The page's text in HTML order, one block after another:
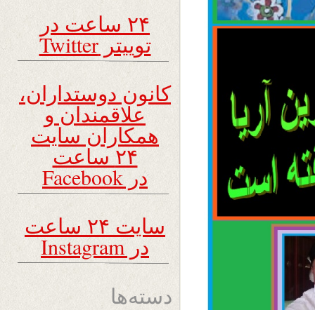
۲۴ ساعت در
توییتر Twitter
کانون دوستداران،
علاقمندان و
همکاران سایت
۲۴ ساعت
در Facebook
سایت ۲۴ ساعت
در Instagram
دسته‌ها